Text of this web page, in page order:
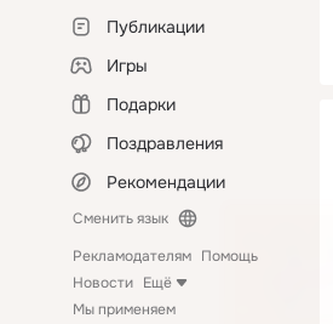
Публикации
Игры
Подарки
Поздравления
Рекомендации
Сменить язык
Рекламодателям Помощь
Новости Ещё
Мы применяем